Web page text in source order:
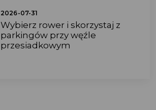
2026-07-31
Wybierz rower i skorzystaj z
parkingów przy węźle
przesiadkowym